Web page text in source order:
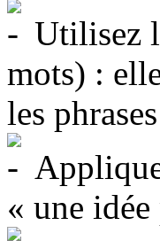
Utilisez
mots) :
les
« une